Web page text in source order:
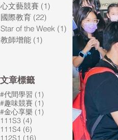
心文藝競賽 (1) 1 篇文章
國際教育 (22) 22 篇文章
Star of the Week (1) 1 篇文章
教師增能 (1)
​文章標籤
#代間學習 (1)
#趣味競賽 (1)
#金心享樂 (1)
111S3 (4)
111S4 (6)
112S1 (16)